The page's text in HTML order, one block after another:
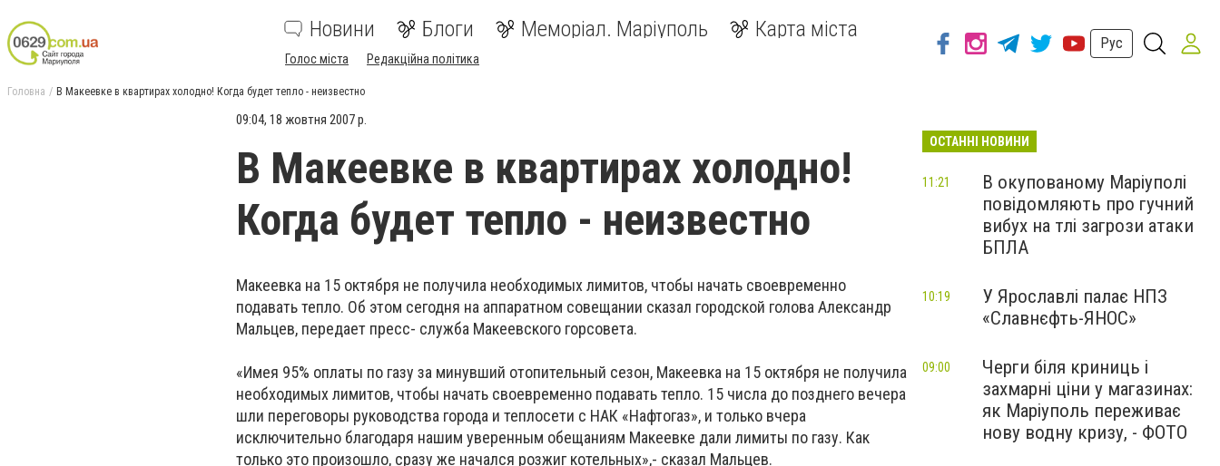
Новини Блоги Меморіал. Маріуполь Карта міста
Голос міста Редакційна політика
Рус
Головна В Макеевке в квартирах холодно! Когда будет тепло - неизвестно
09:04, 18 жовтня 2007 р.
В Макеевке в квартирах холодно!
Когда будет тепло - неизвестно
Макеевка на 15 октября не получила необходимых лимитов, чтобы начать своевременно
подавать тепло. Об этом сегодня на аппаратном совещании сказал городской голова Александр
Мальцев, передает пресс- служба Макеевского горсовета.
«Имея 95% оплаты по газу за минувший отопительный сезон, Макеевка на 15 октября не получила
необходимых лимитов, чтобы начать своевременно подавать тепло. 15 числа до позднего вечера
шли переговоры руководства города и теплосети с НАК «Нафтогаз», и только вчера
исключительно благодаря нашим уверенным обещаниям Макеевке дали лимиты по газу. Как
только это произошло, сразу же начался розжиг котельных»,- сказал Мальцев.
ОСТАННІ НОВИНИ
В окупованому Маріуполі
повідомляють про гучний
вибух на тлі загрози атаки
БПЛА
11:21
У Ярославлі палає НПЗ
«Славнєфть-ЯНОС»
10:19
Черги біля криниць і
захмарні ціни у магазинах:
як Маріуполь переживає
нову водну кризу, - ФОТО
09:00